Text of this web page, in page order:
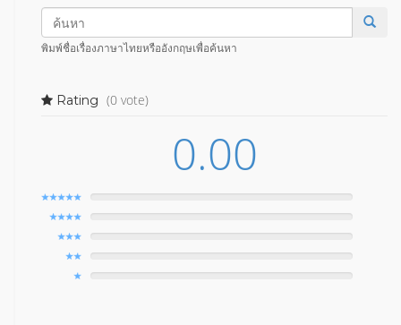
พิมพ์ชื่อเรื่องภาษาไทยหรืออังกฤษเพื่อค้นหา
Rating (0 vote)
0.00